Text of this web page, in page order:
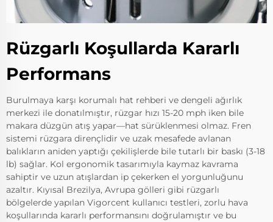
Rüzgarlı Koşullarda Kararlı
Performans
Burulmaya karşı korumalı hat rehberi ve dengeli ağırlık
merkezi ile donatılmıştır, rüzgar hızı 15-20 mph iken bile
makara düzgün atış yapar—hat sürüklenmesi olmaz. Fren
sistemi rüzgara dirençlidir ve uzak mesafede avlanan
balıkların aniden yaptığı çekilişlerde bile tutarlı bir baskı (3-18
lb) sağlar. Kol ergonomik tasarımıyla kaymaz kavrama
sahiptir ve uzun atışlardan ip çekerken el yorgunluğunu
azaltır. Kıyısal Brezilya, Avrupa gölleri gibi rüzgarlı
bölgelerde yapılan Vigorcent kullanıcı testleri, zorlu hava
koşullarında kararlı performansını doğrulamıştır ve bu